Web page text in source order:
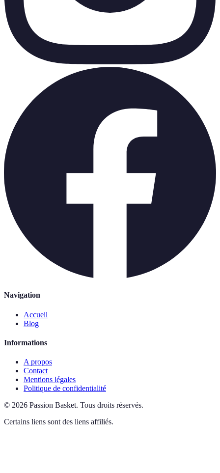
Navigation
Accueil
Blog
Informations
A propos
Contact
Mentions légales
Politique de confidentialité
© 2026 Passion Basket. Tous droits réservés.
Certains liens sont des liens affiliés.